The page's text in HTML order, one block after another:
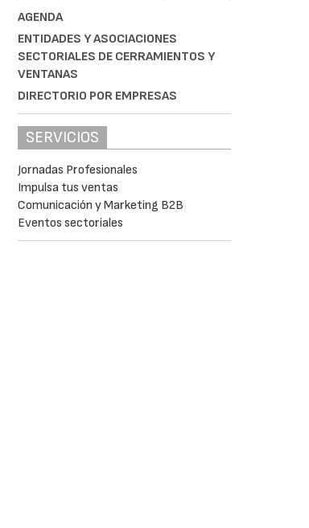
AGENDA
ENTIDADES Y ASOCIACIONES
SECTORIALES DE CERRAMIENTOS Y
VENTANAS
DIRECTORIO POR EMPRESAS
SERVICIOS
Jornadas Profesionales
Impulsa tus ventas
Comunicación y Marketing B2B
Eventos sectoriales